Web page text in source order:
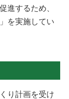
進するため、
を実施してい
り計画を受け